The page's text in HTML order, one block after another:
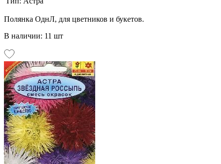
Полянка ОднЛ, для цветников и букетов.
В наличии: 11 шт